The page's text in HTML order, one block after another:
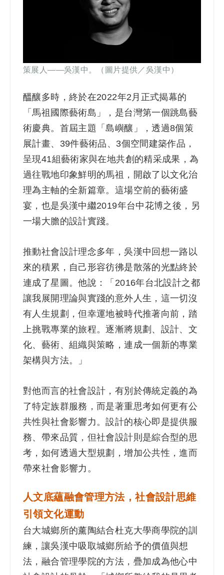
策展人——吳漢中 。（圖片提供／吳漢中）
醞釀多時，終於在2022年2月正式揭幕的
「馬祖國際藝術島」，是台灣第一個跳島藝
術慶典。首屆主題「島嶼釀」，透過8個策
展計畫、39件藝術品、3個空間建築作品，
呈現41組藝術家與在地共創的精采成果，為
過往戰地印象鮮明的馬祖，開啟了以文化治
理為主軸的全新篇章。這場空前的藝術盛
宴，也是吳漢中繼2019年台中花博之後，另
一場大膽的設計實踐。
推動社會設計理念多年，吳漢中回想一路以
來的積累，自己形容彷彿是散落的光點終於
連成了星圖。他說：「2016年台北設計之都
讓我展開理論與實踐的意外人生，這一切沒
有人生規劃，但幸運地被時代推著向前，踏
上挑戰專業的旅程。逐漸將規劃、設計、文
化、藝術、組織與策略，連成一個新的專業
架構與方法。」
對他而言的社會設計，有別於傳統定義的為
了特定族群服務，而是著重思考如何更有公
共性與社會影響力。設計的核心即是提供服
務、帶來品質，但社會設計則是綜合型的思
考，如何透過大型規劃，增加公共性，進而
帶來社會影響力。
人文底蘊融會管理方法，社會設計思維
引領文化運動
台大城鄉所的薰陶結合杜克大學商學院的訓
練，讓吳漢中吸取城鄉所給予的價值與想
法，融合管理學院的方法，疊加成為他心中